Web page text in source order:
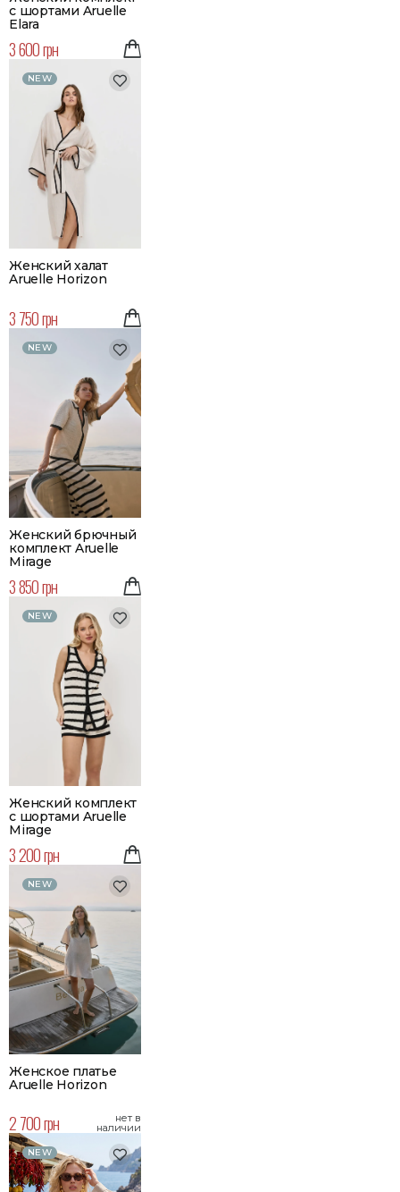
с шортами Aruelle
Elara
3 600 грн
NEW
Женский халат
Aruelle Horizon
3 750 грн
NEW
Женский брючный
комплект Aruelle
Mirage
3 850 грн
NEW
Женский комплект
с шортами Aruelle
Mirage
3 200 грн
NEW
Женское платье
Aruelle Horizon
2 700 грн нет в
наличии
NEW